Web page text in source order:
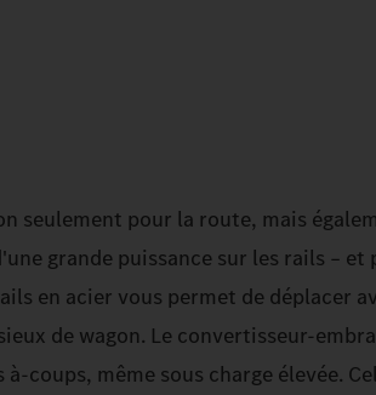
seulement pour la route, mais
grande puissance sur les rails – et
en acier vous permet de déplacer
de wagon. Le convertisseur-
coups, même sous charge élevée.